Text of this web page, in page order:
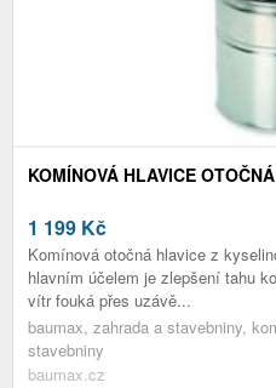
KOMÍNOVÁ HLAVICE
1 199 Kč
Komínová otočná hlavice z
hlavním účelem je zlepšení tahu
vítr fouká přes uzávě...
baumax, zahrada a stavebniny,
stavebniny
baumax.cz